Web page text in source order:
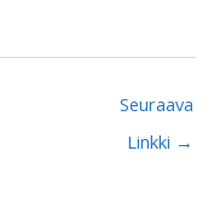
Seuraava
Linkki →